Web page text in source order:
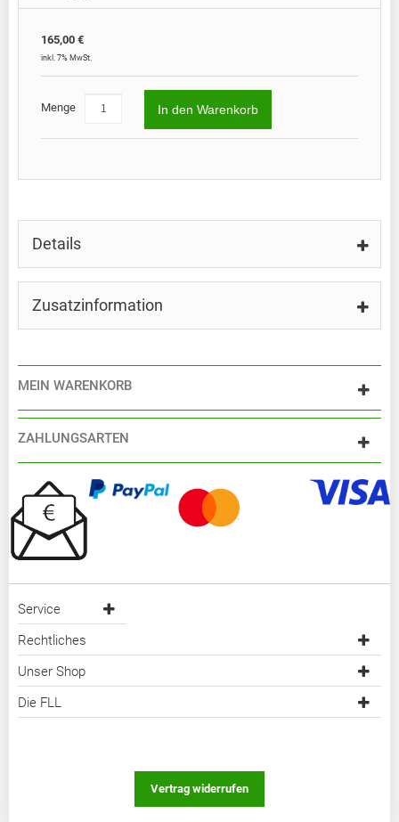
165,00 €
inkl. 7% MwSt.
Menge In den Warenkorb
Details
Zusatzinformation
MEIN WARENKORB
ZAHLUNGSARTEN
Service
Rechtliches
Unser Shop
Die FLL
Vertrag widerrufen